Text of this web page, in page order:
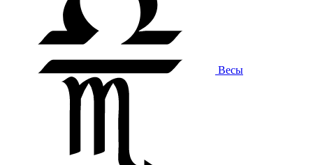
Весы